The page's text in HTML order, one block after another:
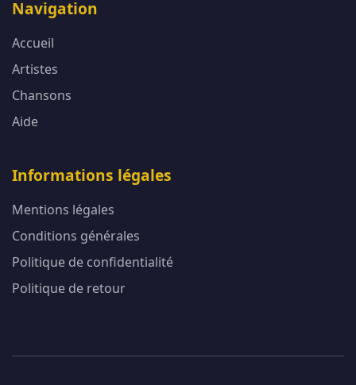
Navigation
Accueil
Artistes
Chansons
Aide
Informations légales
Mentions légales
Conditions générales
Politique de confidentialité
Politique de retour